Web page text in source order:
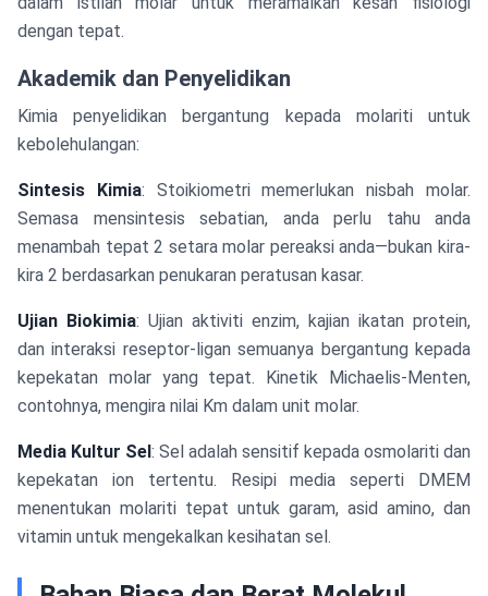
dengan tepat.
Akademik dan Penyelidikan
Kimia penyelidikan bergantung kepada molariti untuk
kebolehulangan:
Sintesis Kimia: Stoikiometri memerlukan nisbah molar.
Semasa mensintesis sebatian, anda perlu tahu anda
menambah tepat 2 setara molar pereaksi anda—bukan kira-
kira 2 berdasarkan penukaran peratusan kasar.
Ujian Biokimia: Ujian aktiviti enzim, kajian ikatan protein,
dan interaksi reseptor-ligan semuanya bergantung kepada
kepekatan molar yang tepat. Kinetik Michaelis-Menten,
contohnya, mengira nilai Km dalam unit molar.
Media Kultur Sel: Sel adalah sensitif kepada osmolariti dan
kepekatan ion tertentu. Resipi media seperti DMEM
menentukan molariti tepat untuk garam, asid amino, dan
vitamin untuk mengekalkan kesihatan sel.